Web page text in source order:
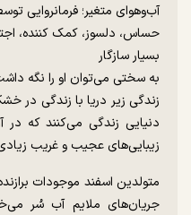
آب‌وهوای متغیر؛ فرمانروایی
حساس، دلسوز، کمک کننده،
بسیار سازگار
به سختی می‌توان او را نگه
زندگی زیر دریا با زندگی در
دنیایی زندگی می‌کنند که در
زیبایی‌های عجیب و غریب
متولدین اسفند موجودات
جریان‌های ملایم آب سُر